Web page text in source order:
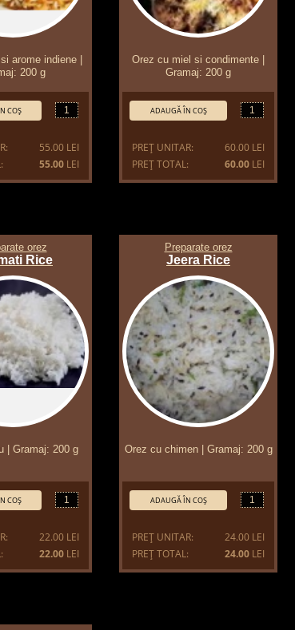
arome indiene |
200 g
55.00 LEI
55.00 LEI
COŞ
Orez cu miel si condimente |
Gramaj: 200 g
Cantitate:
PREŢ UNITAR:
60.00 LEI
PREŢ TOTAL:
60.00 LEI
ADAUGĂ ÎN COŞ
orez
Rice
| Gramaj: 200 g
22.00 LEI
22.00 LEI
COŞ
Preparate orez
Jeera Rice
Orez cu chimen | Gramaj: 200 g
Cantitate:
PREŢ UNITAR:
24.00 LEI
PREŢ TOTAL:
24.00 LEI
ADAUGĂ ÎN COŞ